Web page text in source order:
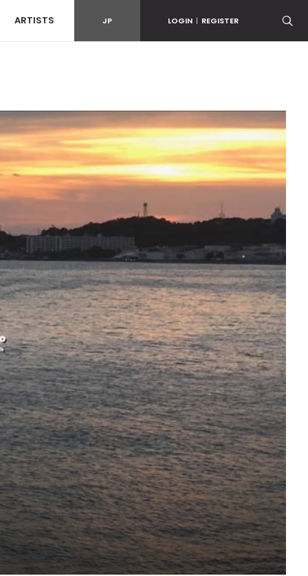
ARTISTS JP LOGIN | REGISTER